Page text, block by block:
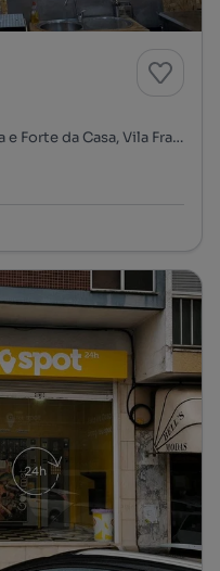
Forte da Casa, Póvoa de Santa Iria e Forte da Casa, Vila Franca de Xira, Lisboa